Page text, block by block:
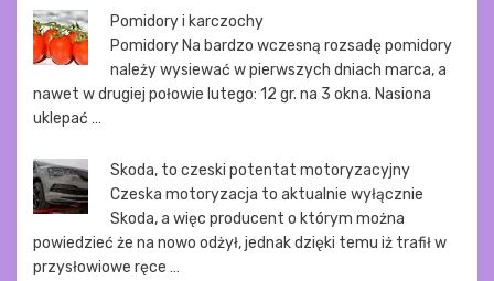
Pomidory i karczochy
Pomidory Na bardzo wczesną rozsadę pomidory
należy wysiewać w pierwszych dniach marca, a
nawet w drugiej połowie lutego: 12 gr. na 3 okna. Nasiona
uklepać …
Skoda, to czeski potentat motoryzacyjny
Czeska motoryzacja to aktualnie wyłącznie
Skoda, a więc producent o którym można
powiedzieć że na nowo odżył, jednak dzięki temu iż trafił w
przysłowiowe ręce …